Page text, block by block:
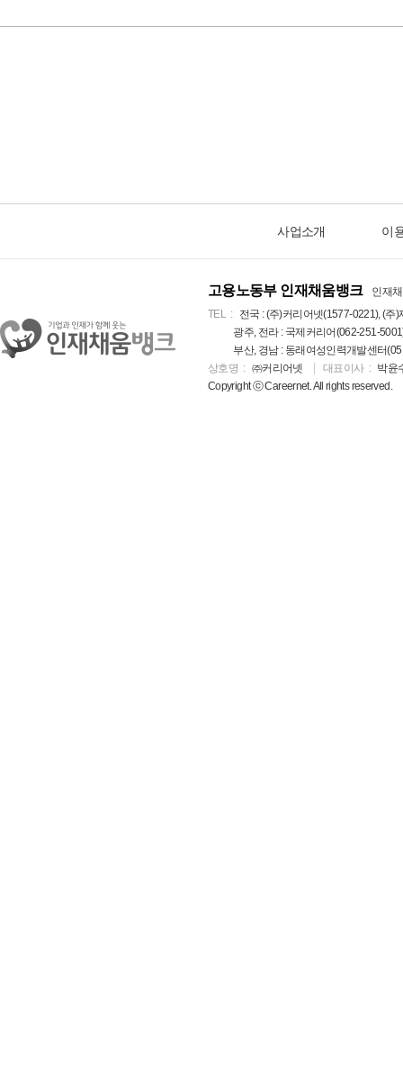
사업소개 이
고용노동부 인재채움뱅크
인재
TEL
전국 : (주)커리어넷(1577-0221), (
광주, 전라 : 국제커리어(062-251-
부산, 경남 : 동래여성인력개발센터
상호명
㈜커리어넷 대표이사
박윤
Copyright ⓒ Careernet. All rights reserved.